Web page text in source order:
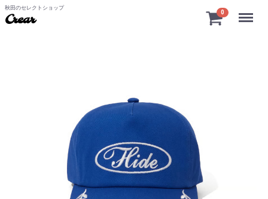
秋田のセレクトショップ
Crear
0 Menu